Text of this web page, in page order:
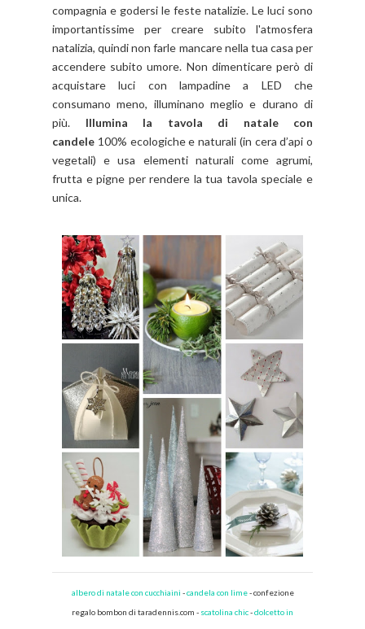
compagnia e godersi le feste natalizie. Le luci sono
importantissime per creare subito l'atmosfera
natalizia, quindi non farle mancare nella tua casa per
accendere subito umore. Non dimenticare però di
acquistare luci con lampadine a LED che
consumano meno, illuminano meglio e durano di
più. Illumina la tavola di natale con
candele 100% ecologiche e naturali (in cera d’api o
vegetali) e usa elementi naturali come agrumi,
frutta e pigne per rendere la tua tavola speciale e
unica.
albero di natale con cucchiaini -candela con lime- confezione
regalo bombon di taradennis.com - scatolina chic-dolcetto in